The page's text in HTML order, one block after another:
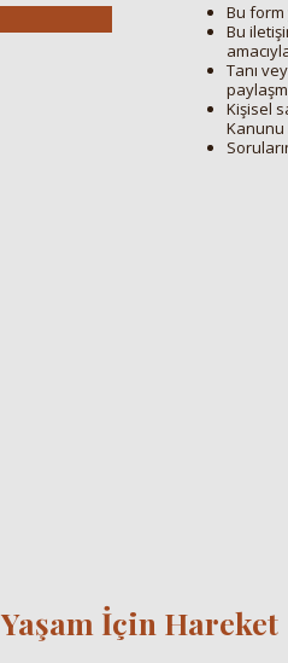
Bu form
Bu
Tanı
Kişisel
Kanunu
Yaşam İçin Hareket